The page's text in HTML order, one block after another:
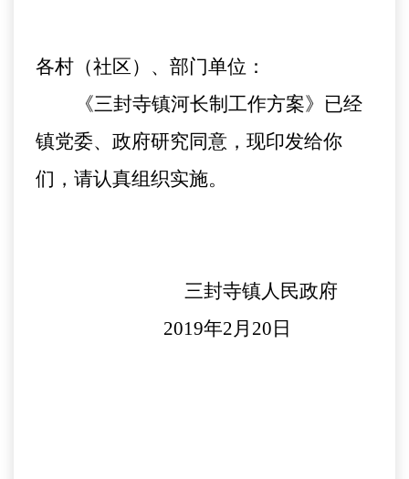
各村（社区）、部门单位：
《三封寺镇河长制工作方案》已经
镇党委、政府研究同意，现印发给你
们，请认真组织实施。
三封寺镇人民政府
2019年2月20日